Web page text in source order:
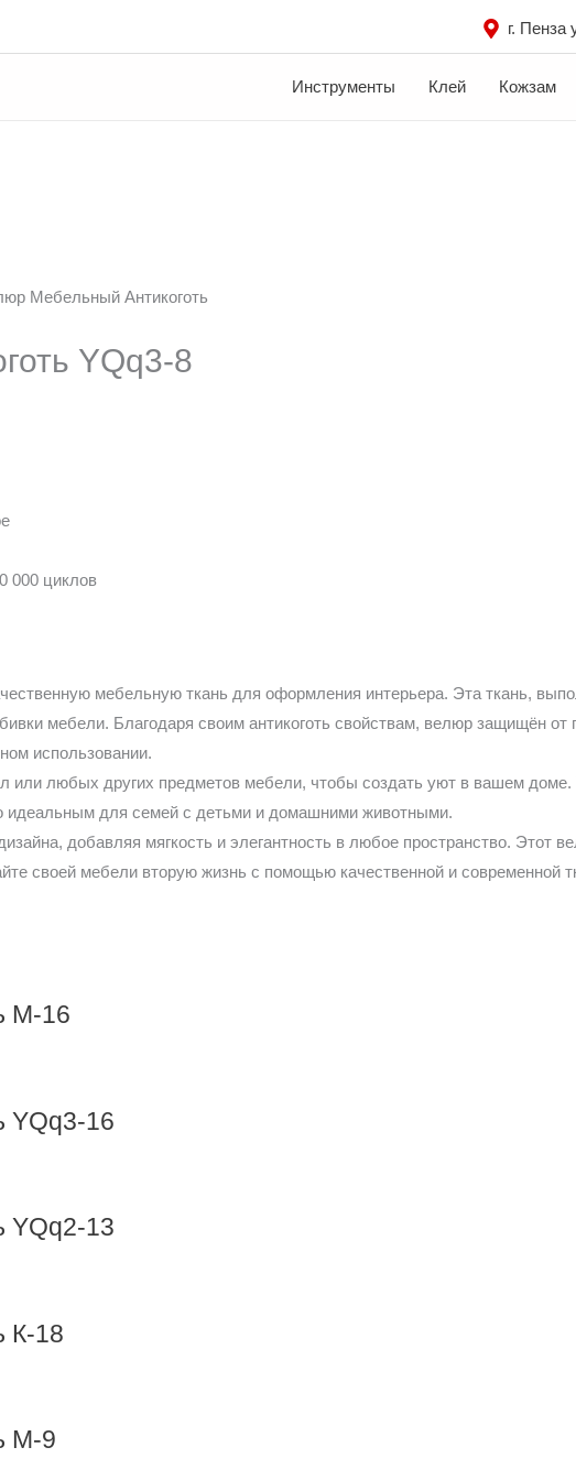
г. Пенза
Инструменты Клей Кожзам
Мебельный Антикоготь
YQq3-8
000 циклов
мебельную ткань для оформления интерьера. Эта ткань,
мебели. Благодаря своим антикоготь свойствам, велюр защищён
использовании.
или любых других предметов мебели, чтобы создать уют в вашем
идеальным для семей с детьми и домашними животными.
добавляя мягкость и элегантность в любое пространство. Этот
своей мебели вторую жизнь с помощью качественной и
M-16
YQq3-16
YQq2-13
К-18
M-9